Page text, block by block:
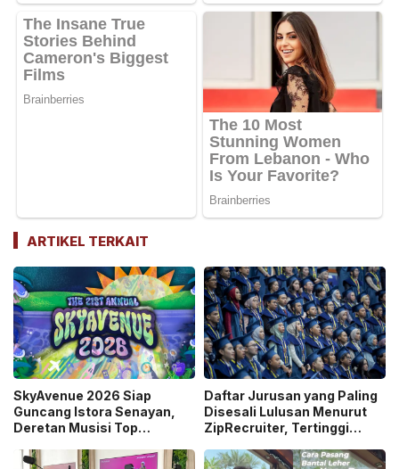
ARTIKEL TERKAIT
SkyAvenue 2026 Siap
Guncang Istora Senayan,
Deretan Musisi Top
dan Raisa Bakal Tampil
Daftar Jurusan yang Paling
Disesali Lulusan Menurut
ZipRecruiter, Tertinggi